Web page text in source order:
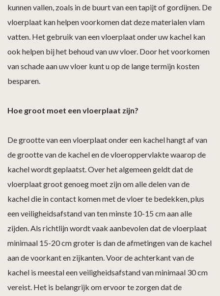
kunnen vallen, zoals in de buurt van een tapijt of gordijnen. De
vloerplaat kan helpen voorkomen dat deze materialen vlam
vatten. Het gebruik van een vloerplaat onder uw kachel kan
ook helpen bij het behoud van uw vloer. Door het voorkomen
van schade aan uw vloer kunt u op de lange termijn kosten
besparen.
Hoe groot moet een vloerplaat zijn?
De grootte van een vloerplaat onder een kachel hangt af van
de grootte van de kachel en de vloeroppervlakte waarop de
kachel wordt geplaatst. Over het algemeen geldt dat de
vloerplaat groot genoeg moet zijn om alle delen van de
kachel die in contact komen met de vloer te bedekken, plus
een veiligheidsafstand van ten minste 10-15 cm aan alle
zijden. Als richtlijn wordt vaak aanbevolen dat de vloerplaat
minimaal 15-20 cm groter is dan de afmetingen van de kachel
aan de voorkant en zijkanten. Voor de achterkant van de
kachel is meestal een veiligheidsafstand van minimaal 30 cm
vereist. Het is belangrijk om ervoor te zorgen dat de